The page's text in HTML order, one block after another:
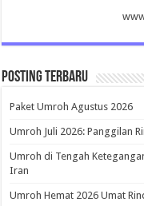
Posting Terbaru
Paket Umroh Agustus 2026
Umroh Juli 2026: Panggilan
Umroh di Tengah
Iran
Umroh Hemat 2026 Umat